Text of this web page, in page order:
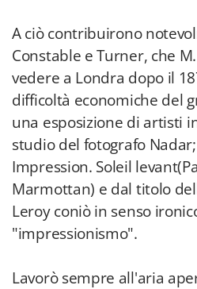
A ciò contribuirono
Constable e Turner, che
vedere a Londra dopo il
difficoltà economiche del
una esposizione di artisti
studio del fotografo
Impression. Soleil
Marmottan) e dal titolo
Leroy coniò in senso
"impressionismo".
Lavorò sempre all'aria